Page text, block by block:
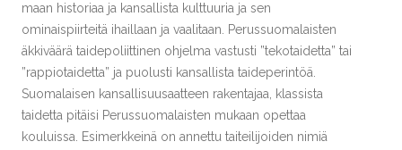
maan historiaa ja kansallista kulttuuria ja sen
ominaispiirteitä ihaillaan ja vaalitaan. Perussuomalaisten
äkkiväärä taidepoliittinen ohjelma vastusti ”tekotaidetta” tai
”rappiotaidetta” ja puolusti kansallista taideperintöä.
Suomalaisen kansallisuusaatteen rakentajaa, klassista
taidetta pitäisi Perussuomalaisten mukaan opettaa
kouluissa. Esimerkkeinä on annettu taiteilijoiden nimiä